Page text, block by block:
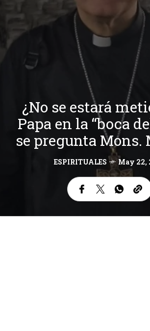
¿No se estará
Papa en la “boca
se pregunta
ESPIRITUALES May 22,